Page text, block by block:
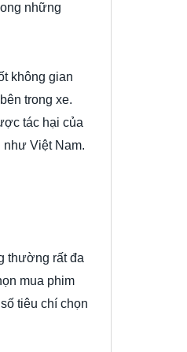
những
không gian
trong xe.
tác hại của
Việt Nam.
thường rất đa
mua phim
tiêu chí chọn